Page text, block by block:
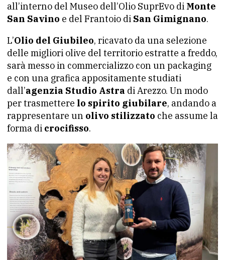
all’interno del Museo dell’Olio SuprEvo di Monte
San Savino e del Frantoio di San Gimignano.
L’Olio del Giubileo, ricavato da una selezione
delle migliori olive del territorio estratte a freddo,
sarà messo in commercializzo con un packaging
e con una grafica appositamente studiati
dall’agenzia Studio Astra di Arezzo. Un modo
per trasmettere lo spirito giubilare, andando a
rappresentare un olivo stilizzato che assume la
forma di crocifisso.